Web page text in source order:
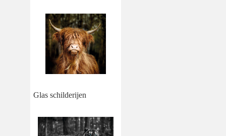
Glas schilderijen